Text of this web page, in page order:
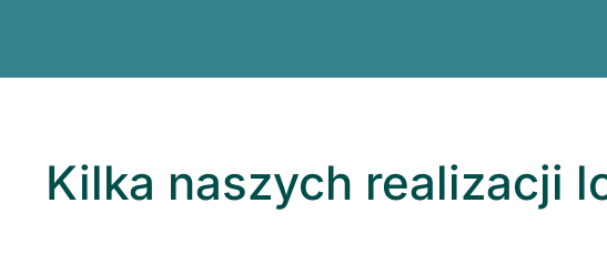
Kilka naszych realizacji